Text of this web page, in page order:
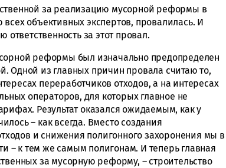
за реализацию мусорной реформы в
объективных экспертов, провалилась. И
ответственность за этот провал.
реформы был изначально предопределен
Одной из главных причин провала считаю то,
переработчиков отходов, а на интересах
операторов, для которых главное не
Результат оказался ожидаемым, как у
– как всегда. Вместо создания
и снижения полигонного захоронения мы в
– к тем же самым полигонам. И теперь главная
за мусорную реформу, – строительство